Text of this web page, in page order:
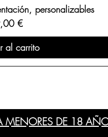
personalizables
€
al carrito
MENORES DE 18